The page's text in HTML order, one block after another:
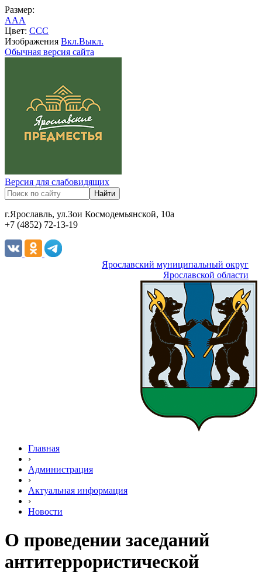
Размер:
AAA
Цвет: CCC
Изображения Вкл.Выкл.
Обычная версия сайта
Версия для слабовидящих
г.Ярославль, ул.Зои Космодемьянской, 10а
+7 (4852) 72-13-19
Ярославский муниципальный округ
Ярославской области
Главная
›
Администрация
›
Актуальная информация
›
Новости
О проведении заседаний
антитеррористической